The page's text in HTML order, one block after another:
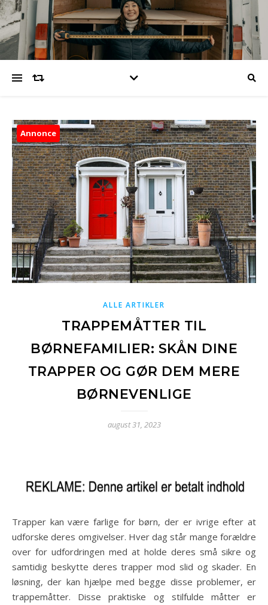
Annonce
ALLE ARTIKLER
TRAPPEMÅTTER TIL
BØRNEFAMILIER: SKÅN DINE
TRAPPER OG GØR DEM MERE
BØRNEVENLIGE
august 31, 2023
Trapper kan være farlige for børn, der er ivrige efter at
udforske deres omgivelser. Hver dag står mange forældre
over for udfordringen med at holde deres små sikre og
samtidig beskytte deres trapper mod slid og skader. En
løsning, der kan hjælpe med begge disse problemer, er
trappemåtter. Disse praktiske og stilfulde måtter er